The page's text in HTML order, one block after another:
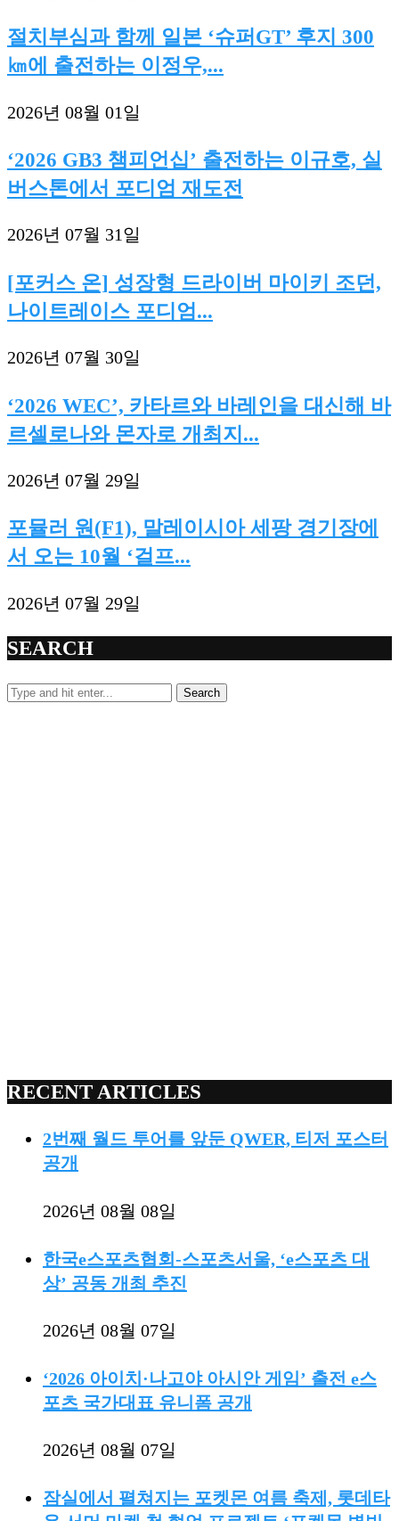
절치부심과 함께 일본 ‘슈퍼GT’ 후지 300
㎞에 출전하는 이정우,...
2026년 08월 01일
‘2026 GB3 챔피언십’ 출전하는 이규호, 실
버스톤에서 포디엄 재도전
2026년 07월 31일
[포커스 온] 성장형 드라이버 마이키 조던,
나이트레이스 포디엄...
2026년 07월 30일
‘2026 WEC’, 카타르와 바레인을 대신해 바
르셀로나와 몬자로 개최지...
2026년 07월 29일
포뮬러 원(F1), 말레이시아 세팡 경기장에
서 오는 10월 ‘걸프...
2026년 07월 29일
SEARCH
Search
RECENT ARTICLES
2번째 월드 투어를 앞둔 QWER, 티저 포스터
공개
2026년 08월 08일
한국e스포츠협회-스포츠서울, ‘e스포츠 대
상’ 공동 개최 추진
2026년 08월 07일
‘2026 아이치·나고야 아시안 게임’ 출전 e스
포츠 국가대표 유니폼 공개
2026년 08월 07일
잠실에서 펼쳐지는 포켓몬 여름 축제, 롯데타